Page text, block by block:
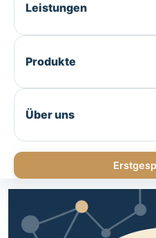
Leistungen
Produkte
Über uns